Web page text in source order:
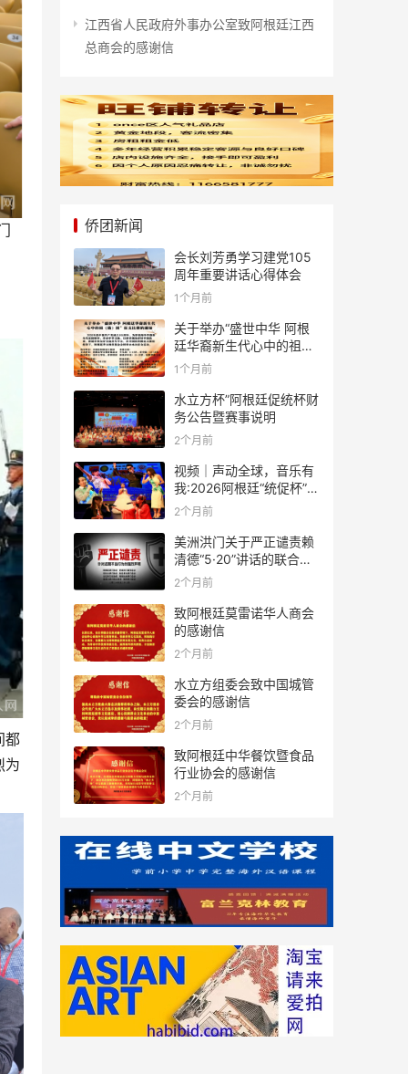
都
为
江西省人民政府外事办公室致阿根廷江西
总商会的感谢信
侨团新闻
会长刘芳勇学习建党105
周年重要讲话心得体会
1个月前
关于举办“盛世中华 阿根
廷华裔新生代心中的祖
(籍)国”征文比赛的通知
1个月前
水立方杯”阿根廷促统杯财
务公告暨赛事说明
2个月前
视频｜声动全球，音乐有
我:2026阿根廷“统促杯”水
立方中文歌曲大赛总决赛
2个月前
美洲洪门关于严正谴责赖
清德“5·20”讲话的联合声
明
2个月前
致阿根廷莫雷诺华人商会
的感谢信
2个月前
水立方组委会致中国城管
委会的感谢信
2个月前
致阿根廷中华餐饮暨食品
行业协会的感谢信
2个月前